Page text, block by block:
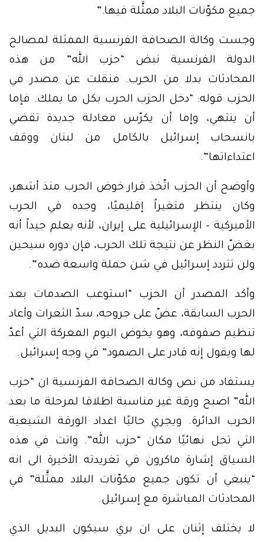
جميع مكوّنات البلاد ممثَّلة فيها.”
وجست وكالة الصحافة الفرنسية الممثلة لمصالح
الدولة الفرنسية نبض “حزب الله” من هذه
المحادثات بدلا من الحرب. فنقلت عن مصدر في
الحزب قوله: “دخل الحزب الحرب بكل ما يملك. فإما
أن ينتهي، وإما أن يكرّس معادلة جديدة تقضي
بانسحاب إسرائيل بالكامل من لبنان ووقف
اعتداءاتها”.
وأوضح أن الحزب اتّخذ قرار خوض الحرب منذ أشهر،
وكان ينتظر متغيراً إقليميًا، وجده في الحرب
الأميركية – الإسرائيلية على إيران، لأنه يعلم جيداً أنه
بغضّ النظر عن نتيجة تلك الحرب، فإن دوره سيحين
ولن تتردد إسرائيل في شن حملة واسعة ضده”.
وأكد المصدر أن الحزب “استوعب الصدمات بعد
الحرب السابقة، عضّ على جروحه، سدّ الثغرات وأعاد
تنظيم صفوفه، وهو يخوض اليوم المعركة التي أعدّ
لها ويقول إنه قادر على الصمود” في وجه إسرائيل.
يستفاد من نص وكالة الصحافة الفرنسية ان “حزب
الله” اصبح ورقة غير مناسبة اطلاقا لمرحلة ما بعد
الحرب الدائرة. ويجري حاليًا اعداد الورقة الشيعية
التي تحل نهائيًا مكان “حزب الله”. واتت في هذه
السياق إشارة ماكرون في تغريدته الأخيرة الى انه
“ينبغي أن تكون جميع مكوّنات البلاد ممثَّلة” في
المحادثات المباشرة مع إسرائيل.
لا يختلف إثنان على ان بري سيكون البديل الذي